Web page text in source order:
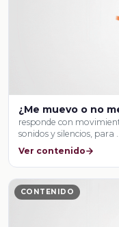
¿Me muevo o no
responde con
sonidos y silencios, para
Ver contenido
CONTENIDO